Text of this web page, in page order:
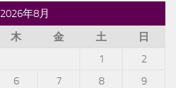
2026年8月
木 金 土
日
1
2
6 7 8
9